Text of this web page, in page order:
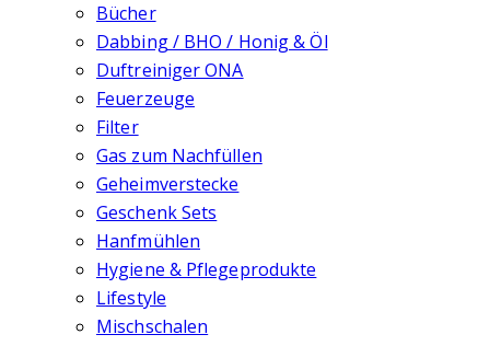
Bücher
Dabbing / BHO / Honig & Öl
Duftreiniger ONA
Feuerzeuge
Filter
Gas zum Nachfüllen
Geheimverstecke
Geschenk Sets
Hanfmühlen
Hygiene & Pflegeprodukte
Lifestyle
Mischschalen